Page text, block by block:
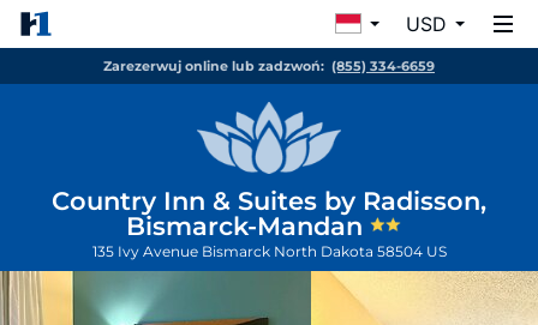
USD
Zarezerwuj online lub zadzwoń: (855) 334-6659
Country Inn & Suites by Radisson,
Bismarck-Mandan
135 Ivy Avenue Bismarck North Dakota 58504 US